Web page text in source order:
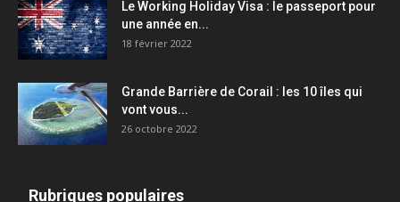
Le Working Holiday Visa : le passeport pour
une année en...
18 février 2022
Grande Barrière de Corail : les 10 îles qui
vont vous...
26 octobre 2022
Rubriques populaires